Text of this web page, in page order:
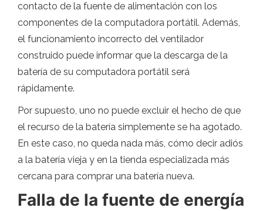
contacto de la fuente de alimentación con los
componentes de la computadora portátil. Además,
el funcionamiento incorrecto del ventilador
construido puede informar que la descarga de la
batería de su computadora portátil será
rápidamente.
Por supuesto, uno no puede excluir el hecho de que
el recurso de la batería simplemente se ha agotado.
En este caso, no queda nada más, cómo decir adiós
a la batería vieja y en la tienda especializada más
cercana para comprar una batería nueva.
Falla de la fuente de energía